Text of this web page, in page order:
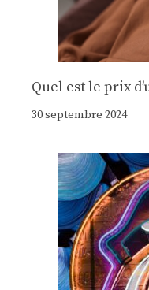
Quel est le prix
30 septembre 2024